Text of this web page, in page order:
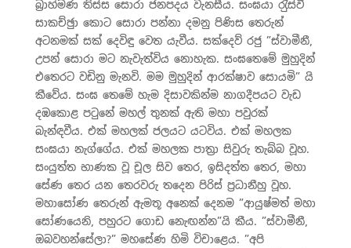
බ‍්‍රාහ්මණ තිස්ස සොරා ජනපදය වැනසීය. සංඝයා රැුස්වී
සාකච්ඡුා කොට සොරා පන්නා දමනු පිණිස තෙරුන්
අටනමක් සක් දෙවිඳු වෙත යැවීය. සක්දෙව් රජු ”ස්වාමීනී,
උපන් සොරා මට නැවැත්විය නොහැක. සංඝතෙමේ මුහුදින්
එතෙරට වඩිනු මැනවි. මම මුහුදින් ආරක්ෂාව සොයමි” යි
කීවේය. සංඝ තෙමේ හැම දිසාවකින්ම නාගදීපයට වැඩ
දඹකොළ පටුනේ මහල් තුනක් ඇති මහා පවුරක්
බැන්ඳවීය. එක් මහලක් ජලයට යටවිය. එක් මහලක
සංඝයා නැග්ගේය. එක් මහලක පාත‍්‍රා සිවුරු තැබ්බ වූහ.
සංයුත්ත භාණක වූ චූල සිව තෙර, ඉසිදත්ත තෙර, මහා
සේණ තෙර යන තෙරවරු තදෙන පිරිස් ප‍්‍රධානීහු වූහ.
මහාසෝණ තෙරුන් ඇමතූ අනෙක් දෙනම ”ආයුෂ්මත් මහා
සෝණයෙනි, පහුරට ගොඩ නැෙඟන්න”යි කීය. ”ස්වාමීනී,
ඔබවහන්සේලා?” මහසේණ හිමි විචාළෙය. ”අපි